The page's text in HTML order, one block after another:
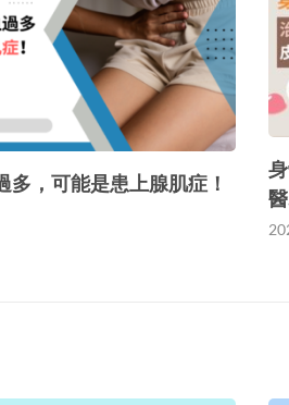
多，可能是患上腺肌症！